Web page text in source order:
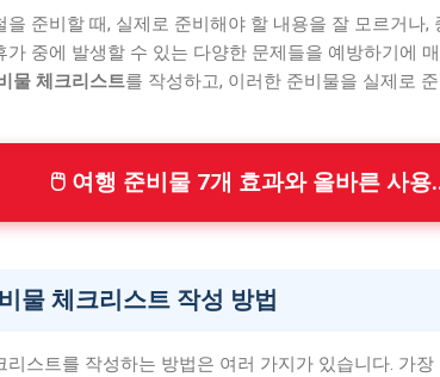
을 준비할 때, 실제로 준비해야 할 내용을 잘 모르거나
중에 발생할 수 있는 다양한 문제들을 예방하기에
물 체크리스트를 작성하고, 이러한 준비물을 실제로
🖱 여행 준비물 7개 효과와 올바른 사용
물 체크리스트 작성 방법
리스트를 작성하는 방법은 여러 가지가 있습니다. 가